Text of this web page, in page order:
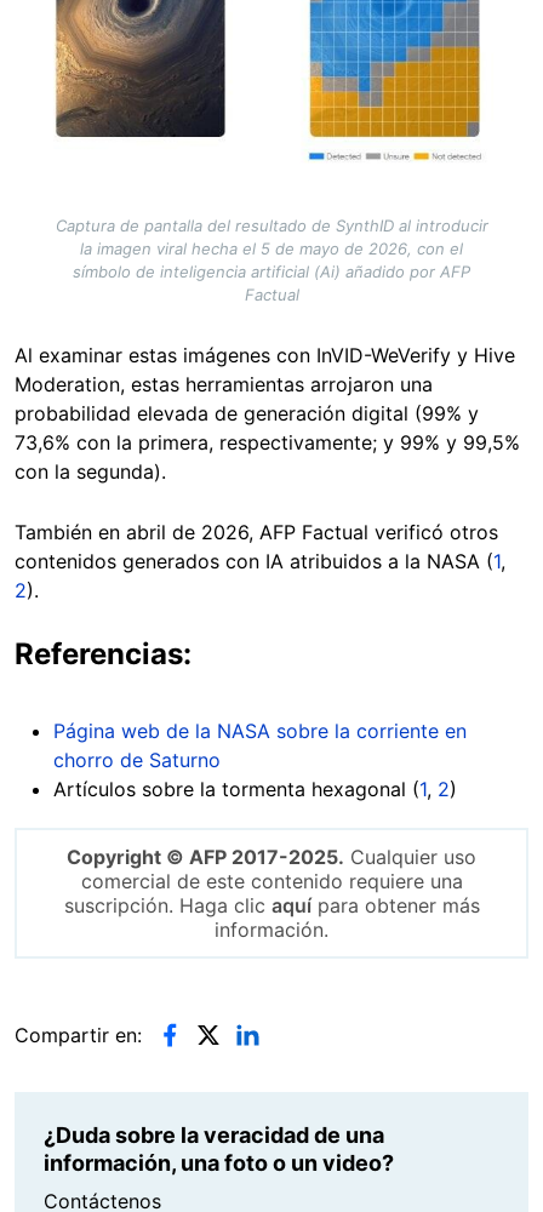
Captura de pantalla del resultado de SynthID al introducir
la imagen viral hecha el 5 de mayo de 2026, con el
símbolo de inteligencia artificial (Ai) añadido por AFP
Factual
Al examinar estas imágenes con InVID-WeVerify y Hive
Moderation, estas herramientas arrojaron una
probabilidad elevada de generación digital (99% y
73,6% con la primera, respectivamente; y 99% y 99,5%
con la segunda).
También en abril de 2026, AFP Factual verificó otros
contenidos generados con IA atribuidos a la NASA (1,
2).
Referencias:
Página web de la NASA sobre la corriente en
chorro de Saturno
Artículos sobre la tormenta hexagonal (1, 2)
Copyright © AFP 2017-2025. Cualquier uso
comercial de este contenido requiere una
suscripción. Haga clic aquípara obtener más
información.
Compartir en:
¿Duda sobre la veracidad de una
información, una foto o un video?
Contáctenos